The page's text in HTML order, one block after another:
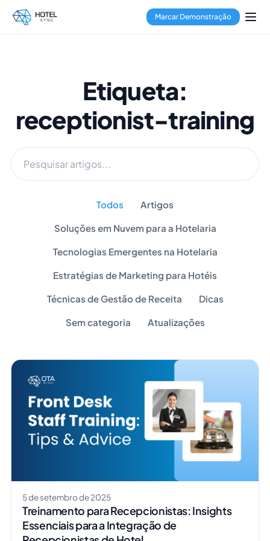
Marcar Demonstração
Etiqueta:
receptionist-training
Todos Artigos
Soluções em Nuvem para a Hotelaria
Tecnologias Emergentes na Hotelaria
Estratégias de Marketing para Hotéis
Técnicas de Gestão de Receita Dicas
Sem categoria Atualizações
5 de setembro de 2025
Treinamento para Recepcionistas: Insights
Essenciais para a Integração de